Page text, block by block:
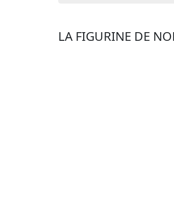
LA FIGURINE DE